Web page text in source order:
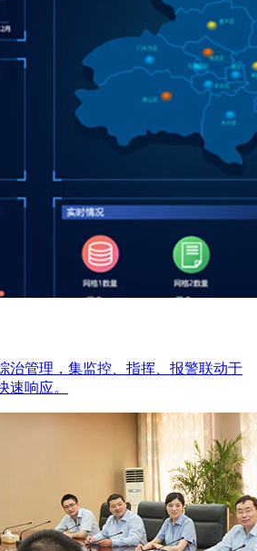
治管理，集监控、指挥、报警联动于
速响应。